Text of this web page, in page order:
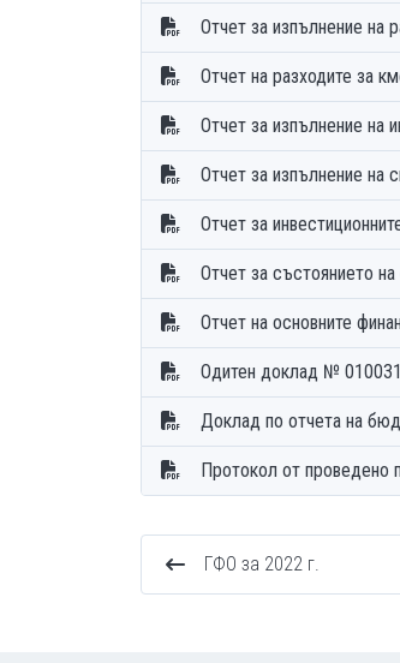
Отчет за изпълнение на
Отчет на разходите за
Отчет за изпълнение на
Отчет за изпълнение
Отчет за състоянието
Отчет на основните
Одитен доклад №
Доклад по отчета на
Протокол от
ГФО за 2022 г.